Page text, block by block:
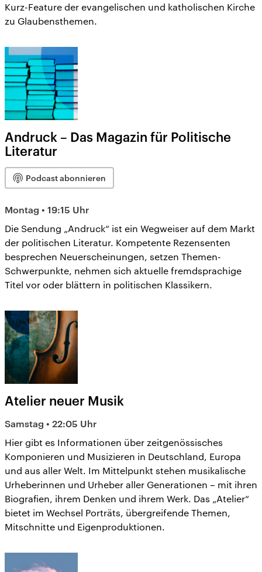
Kurz-Feature der evangelischen und katholischen Kirche
zu Glaubensthemen.
Andruck – Das Magazin für Politische
Literatur
Podcast abonnieren
Montag • 19:15 Uhr
Die Sendung „Andruck“ ist ein Wegweiser auf dem Markt
der politischen Literatur. Kompetente Rezensenten
besprechen Neuerscheinungen, setzen Themen-
Schwerpunkte, nehmen sich aktuelle fremdsprachige
Titel vor oder blättern in politischen Klassikern.
Atelier neuer Musik
Samstag • 22:05 Uhr
Hier gibt es Informationen über zeitgenössisches
Komponieren und Musizieren in Deutschland, Europa
und aus aller Welt. Im Mittelpunkt stehen musikalische
Urheberinnen und Urheber aller Generationen – mit ihren
Biografien, ihrem Denken und ihrem Werk. Das „Atelier“
bietet im Wechsel Porträts, übergreifende Themen,
Mitschnitte und Eigenproduktionen.